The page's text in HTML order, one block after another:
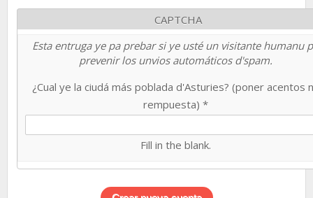
CAPTCHA
Esta entruga ye pa prebar si ye usté un visitante humanu
prevenir los unvios automáticos d'spam.
¿Cual ye la ciudá más poblada d'Asturies? (poner acentos
rempuesta) *
Fill in the blank.